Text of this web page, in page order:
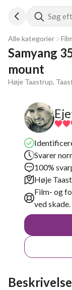
Søg
Alle kategorier
Samyang
mount
Høje Taastrup,
Svarer
100%
Høje
Film- og
ved skade.
Beskrivelse